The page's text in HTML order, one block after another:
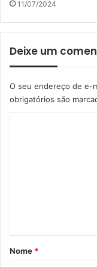
11/07/2024
Deixe um
O seu endereço de e-
obrigatórios são
rNome *